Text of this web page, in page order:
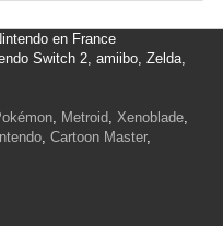
en France
Switch 2, amiibo, Zelda,
, Metroid, Xenoblade,
, Cartoon Master,